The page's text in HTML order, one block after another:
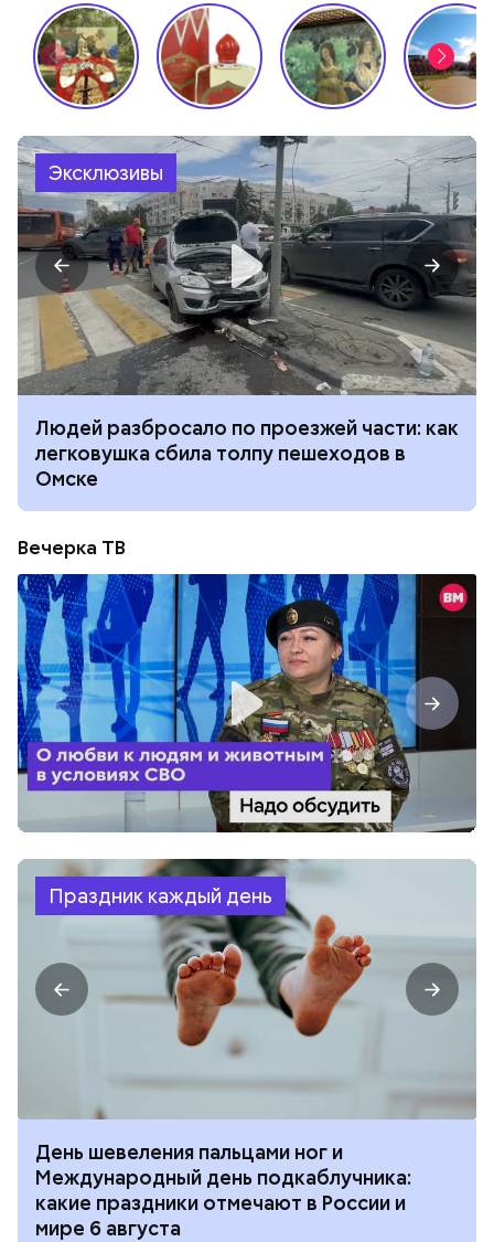
Эксклюзивы
Людей разбросало по проезжей части: как
легковушка сбила толпу пешеходов в
Омске
Вечерка ТВ
Праздник каждый день
День шевеления пальцами ног и
Международный день подкаблучника:
какие праздники отмечают в России и
мире 6 августа